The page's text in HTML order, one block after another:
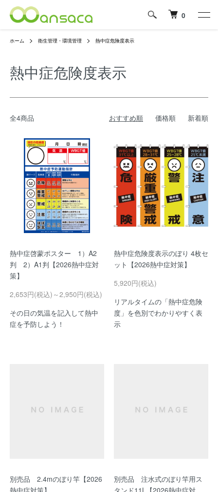
0
ホーム 衛生管理・環境管理 熱中症危険度表示
熱中症危険度表示
全4商品 おすすめ順 価格順 新着順
熱中症啓蒙ポスター 1）A2
判 2）A1判【2026熱中症対
策】
2,653円(税込)～2,950円(税込)
その日の気温を記入して熱中
症を予防しよう！
熱中症危険度表示のぼり 4枚セ
ット【2026熱中症対策】
5,920円(税込)
リアルタイムの「熱中症危険
度」を色別でわかりやすく表
示
別売品 2.4mのぼり竿【2026
熱中症対策】
別売品 注水式のぼり竿用ス
タンド11L【2026熱中症対